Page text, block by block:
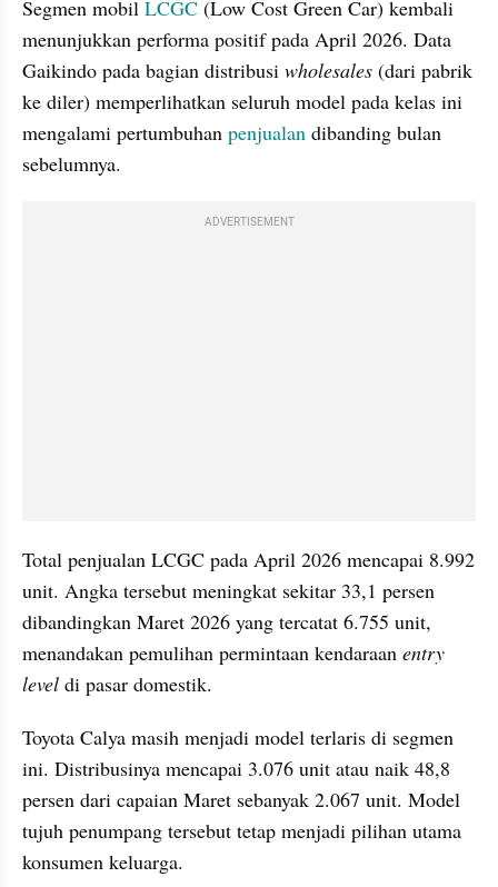
Segmen mobil LCGC (Low Cost Green Car) kembali
menunjukkan performa positif pada April 2026. Data
Gaikindo pada bagian distribusi wholesales (dari pabrik
ke diler) memperlihatkan seluruh model pada kelas ini
mengalami pertumbuhan penjualan dibanding bulan
sebelumnya.
ADVERTISEMENT
Total penjualan LCGC pada April 2026 mencapai 8.992
unit. Angka tersebut meningkat sekitar 33,1 persen
dibandingkan Maret 2026 yang tercatat 6.755 unit,
menandakan pemulihan permintaan kendaraan entry
level di pasar domestik.
Toyota Calya masih menjadi model terlaris di segmen
ini. Distribusinya mencapai 3.076 unit atau naik 48,8
persen dari capaian Maret sebanyak 2.067 unit. Model
tujuh penumpang tersebut tetap menjadi pilihan utama
konsumen keluarga.